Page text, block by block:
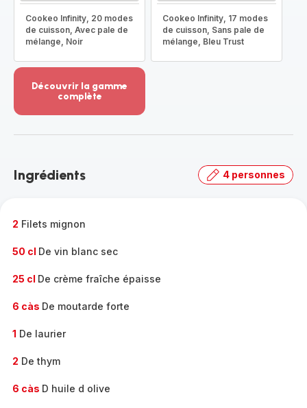
Cookeo Infinity, 20 modes
de cuisson, Avec pale de
mélange, Noir
Cookeo Infinity, 17 modes
de cuisson, Sans pale de
mélange, Bleu Trust
Découvrir la gamme
complète
-
gamme
Ingrédients 4 personnes
2 Filets mignon
50 cl De vin blanc sec
25 cl De crème fraîche épaisse
6 càs De moutarde forte
1 De laurier
2 De thym
6 càs D huile d olive